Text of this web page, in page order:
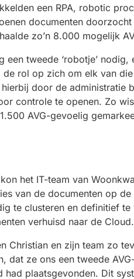
een RPA, robotic
documenten
zo’n 8.000 mogelijk
een tweede ‘robotje’
de rol op zich om elk van
door de administratie
controle te openen. Zo
AVG-gevoelig
het IT-team van
van de documenten op
te clusteren en definitief
verhuisd naar de Cloud.
Christian en zijn team zo
dat ze ons een tweede
had plaatsgevonden. Dit